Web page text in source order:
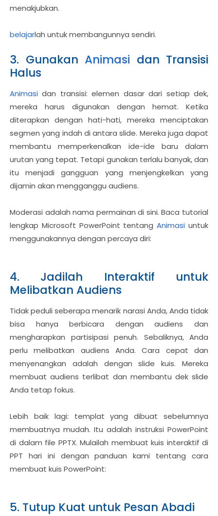
menakjubkan.
belajarlah untuk membangunnya sendiri.
3. Gunakan Animasi dan Transisi
Halus
Animasi dan transisi: elemen dasar dari setiap dek,
mereka harus digunakan dengan hemat. Ketika
diterapkan dengan hati-hati, mereka menciptakan
segmen yang indah di antara slide. Mereka juga dapat
membantu memperkenalkan ide-ide baru dalam
urutan yang tepat. Tetapi gunakan terlalu banyak, dan
itu menjadi gangguan yang menjengkelkan yang
dijamin akan mengganggu audiens.
Moderasi adalah nama permainan di sini. Baca tutorial
lengkap Microsoft PowerPoint tentangAnimasi untuk
menggunakannya dengan percaya diri:
4. Jadilah Interaktif untuk
Melibatkan Audiens
Tidak peduli seberapa menarik narasi Anda, Anda tidak
bisa hanya berbicara dengan audiens dan
mengharapkan partisipasi penuh. Sebaliknya, Anda
perlu melibatkan audiens Anda. Cara cepat dan
menyenangkan adalah dengan slide kuis. Mereka
membuat audiens terlibat dan membantu dek slide
Anda tetap fokus.
Lebih baik lagi: templat yang dibuat sebelumnya
membuatnya mudah. Itu adalah instruksi PowerPoint
di dalam file PPTX. Mulailah membuat kuis interaktif di
PPT hari ini dengan panduan kami tentang cara
membuat kuis PowerPoint:
5. Tutup Kuat untuk Pesan Abadi